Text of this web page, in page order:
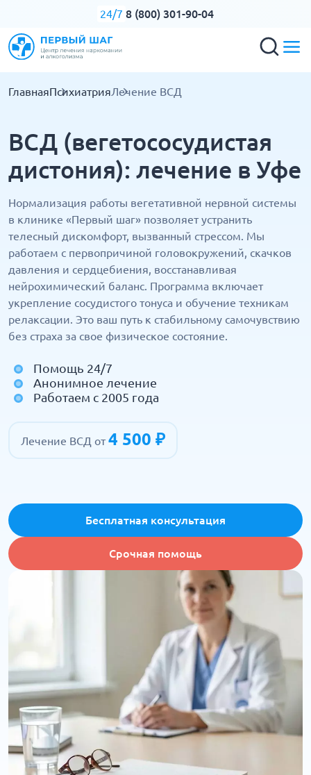
24/7 8 (800) 301-90-04
ГлавнаяПсихиатрияЛечение ВСД
ВСД (вегетососудистая
дистония): лечение в Уфе
Нормализация работы вегетативной нервной системы
в клинике «Первый шаг» позволяет устранить
телесный дискомфорт, вызванный стрессом. Мы
работаем с первопричиной головокружений, скачков
давления и сердцебиения, восстанавливая
нейрохимический баланс. Программа включает
укрепление сосудистого тонуса и обучение техникам
релаксации. Это ваш путь к стабильному самочувствию
без страха за свое физическое состояние.
Помощь 24/7
Анонимное лечение
Работаем с 2005 года
Лечение ВСД от4 500 ₽
Бесплатная консультация
Срочная помощь